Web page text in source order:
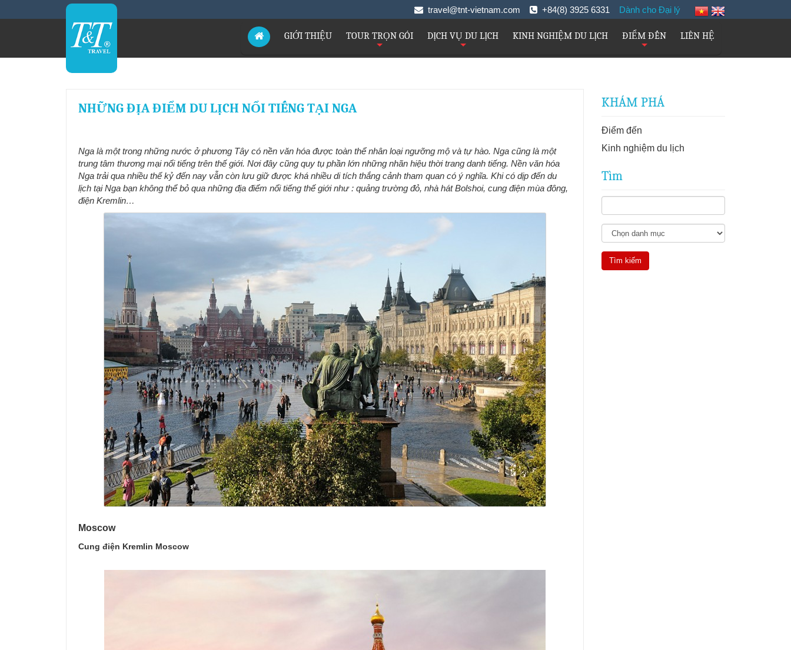
travel@tnt-vietnam.com +84(8) 3925 6331 Dành cho Đại lý
GIỚI THIỆU
+
TOUR TRỌN GÓI
+
DỊCH VỤ DU LỊCH KINH NGHIỆM DU LỊCH
+
ĐIỂM ĐẾN LIÊN HỆ
NHỮNG ĐỊA ĐIỂM DU LỊCH NỔI TIẾNG TẠI NGA
Nga là một trong những nước ở phương Tây có nền văn hóa được toàn thể nhân loại ngưỡng mộ và tự hào. Nga cũng là một
trung tâm thương mại nổi tiếng trên thế giới. Nơi đây cũng quy tụ phần lớn những nhãn hiệu thời trang danh tiếng. Nền văn hóa
Nga trải qua nhiều thế kỷ đến nay vẫn còn lưu giữ được khá nhiều di tích thắng cảnh tham quan có ý nghĩa. Khi có dịp đến du
lịch tại Nga bạn không thể bỏ qua những địa điểm nổi tiếng thế giới như : quảng trường đỏ, nhà hát Bolshoi, cung điện mùa đông,
điện Kremlin…
Moscow
Cung điện Kremlin Moscow
KHÁM PHÁ
Điểm đến
Kinh nghiệm du lịch
Tìm